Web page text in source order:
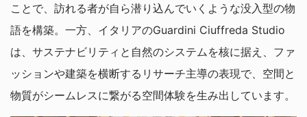
ことで、訪れる者が自ら潜り込んでいくような没入型の物
語を構築。一方、イタリアのGuardini Ciuffreda Studio
は、サステナビリティと自然のシステムを核に据え、ファ
ッションや建築を横断するリサーチ主導の表現で、空間と
物質がシームレスに繋がる空間体験を生み出しています。